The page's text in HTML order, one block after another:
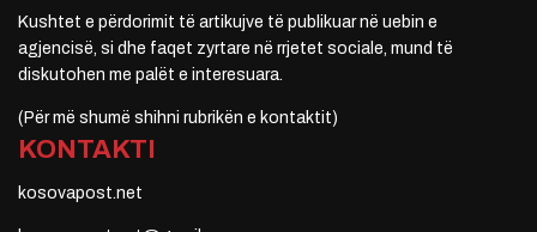
Kushtet e përdorimit të artikujve të publikuar në uebin e
agjencisë, si dhe faqet zyrtare në rrjetet sociale, mund të
diskutohen me palët e interesuara.
(Për më shumë shihni rubrikën e kontaktit)
KONTAKTI
kosovapost.net